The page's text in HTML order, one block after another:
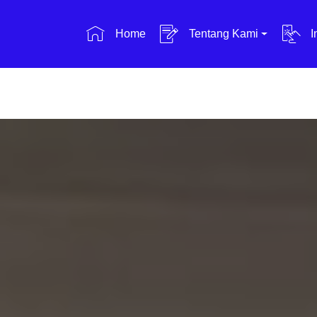
Home Tentang Kami